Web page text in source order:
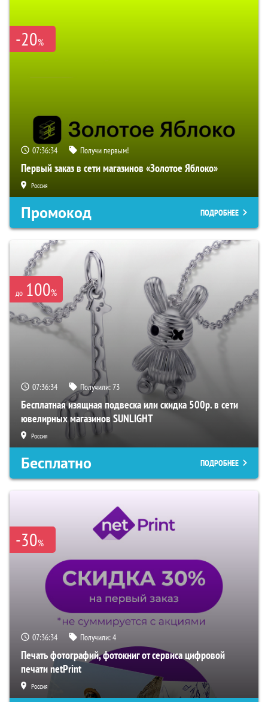
-20%
07:36:33 Получи первым!
Первый заказ в сети магазинов «Золотое Яблоко»
Россия
Промокод ПОДРОБНЕЕ
до 100%
07:36:33 Получили:73
Бесплатная изящная подвеска или скидка 500р. в сети
ювелирных магазинов SUNLIGHT
Россия
Бесплатно ПОДРОБНЕЕ
-30%
07:36:33 Получили:4
Печать фотографий, фотокниг от сервиса цифровой
печати netPrint
Россия